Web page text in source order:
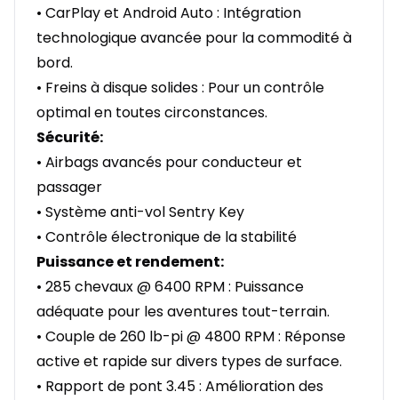
• CarPlay et Android Auto : Intégration
technologique avancée pour la commodité à
bord.
• Freins à disque solides : Pour un contrôle
optimal en toutes circonstances.
Sécurité:
• Airbags avancés pour conducteur et
passager
• Système anti-vol Sentry Key
• Contrôle électronique de la stabilité
Puissance et rendement:
• 285 chevaux @ 6400 RPM : Puissance
adéquate pour les aventures tout-terrain.
• Couple de 260 lb-pi @ 4800 RPM : Réponse
active et rapide sur divers types de surface.
• Rapport de pont 3.45 : Amélioration des